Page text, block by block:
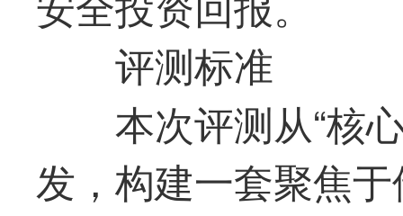
评测标准
本次评测从“核
发，构建一套聚焦